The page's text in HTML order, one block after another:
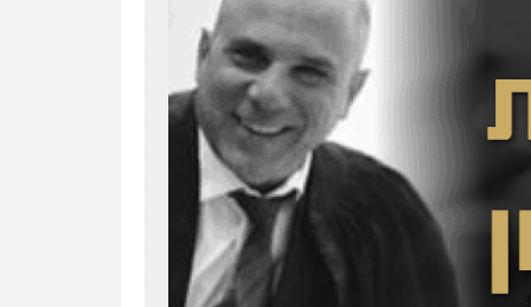
עו"ד אבי כהן
פלילי פשיעה חמורה
קטינים אלימות סמים
עבירות מין
0523647066
ויקי שמואל – משרד עו"ד
משפט פלילי
0528959600